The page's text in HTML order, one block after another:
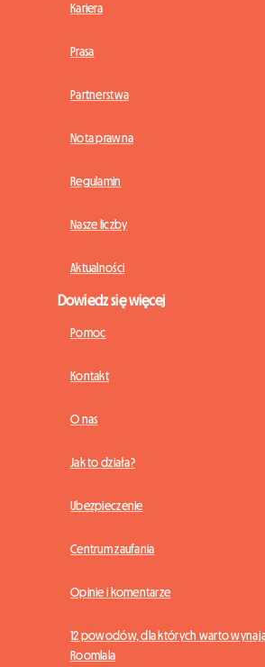
Kariera
Prasa
Partnerstwa
Nota prawna
Regulamin
Nasze liczby
Aktualności
Dowiedz się więcej
Pomoc
Kontakt
O nas
Jak to działa?
Ubezpieczenie
Centrum zaufania
Opinie i komentarze
12 powodów, dla których warto
Roomlala